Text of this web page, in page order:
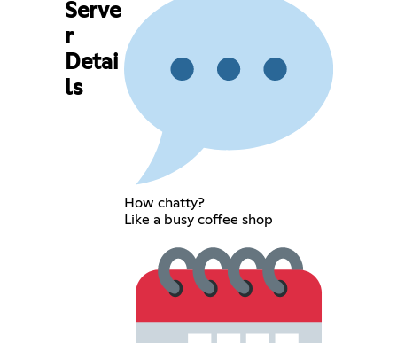
Serve
r
Detai
ls
How chatty?
Like a busy coffee shop